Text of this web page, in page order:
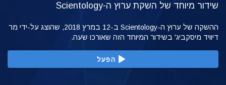
שידור מיוחד של השקת ערוץ ה-Scientology
ההשקה של ערוץ ה-Scientology ב-12 במרץ 2018, שהוצג על-ידי מר
דיוויד מיסקביג' בשידור המיוחד הזה שאורכו שעה.
הפעל